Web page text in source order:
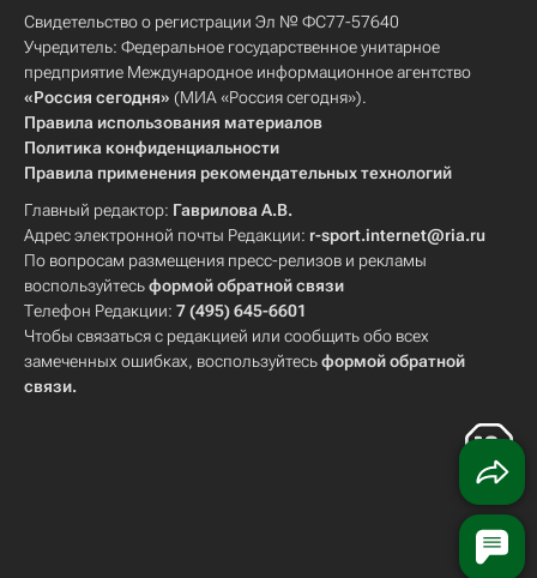
Свидетельство о регистрации Эл № ФС77-57640
Учредитель: Федеральное государственное унитарное
предприятие Международное информационное агентство
«Россия сегодня» (МИА «Россия сегодня»).
Правила использования материалов
Политика конфиденциальности
Правила применения рекомендательных технологий
Главный редактор: Гаврилова А.В.
Адрес электронной почты Редакции: r-sport.internet@ria.ru
По вопросам размещения пресс-релизов и рекламы
воспользуйтесьформой обратной связи
Телефон Редакции: 7 (495) 645-6601
Чтобы связаться с редакцией или сообщить обо всех
замеченных ошибках, воспользуйтесьформой обратной
связи.